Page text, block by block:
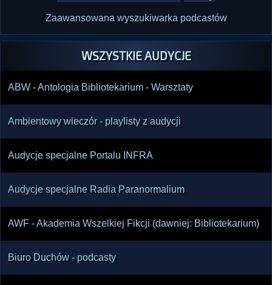
Zaawansowana wyszukiwarka podcastów
WSZYSTKIE AUDYCJE
ABW - Antologia Bibliotekarium - Warsztaty
Ambientowy wieczór - playlisty z audycji
Audycje specjalne Portalu INFRA
Audycje specjalne Radia Paranormalium
AWF - Akademia Wszelkiej Fikcji (dawniej: Bibliotekarium)
Biuro Duchów - podcasty